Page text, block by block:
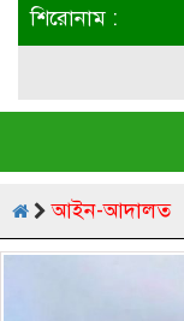
শিরোনাম :
আইন-আদালত